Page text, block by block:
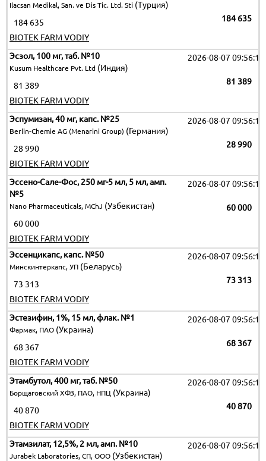
Ilacsan Medikal, San. ve Dis Tic. Ltd. Sti (Турция)
184 635
184 635
BIOTEK FARM VODIY
Эсзол, 100 мг, таб. №10
Kusum Healthcare Pvt. Ltd (Индия)
2026-08-07 09:56:12
81 389
81 389
BIOTEK FARM VODIY
Эспумизан, 40 мг, капс. №25
Berlin-Chemie AG (Menarini Group) (Германия)
2026-08-07 09:56:12
28 990
28 990
BIOTEK FARM VODIY
Эссено-Сале-Фос, 250 мг-5 мл, 5 мл, амп.
№5
Nano Pharmaceuticals, MChJ (Узбекистан)
2026-08-07 09:56:12
60 000
60 000
BIOTEK FARM VODIY
Эссенцикапс, капс. №50
Минскинтеркапс, УП (Беларусь)
2026-08-07 09:56:12
73 313
73 313
BIOTEK FARM VODIY
Эстезифин, 1%, 15 мл, флак. №1
Фармак, ПАО (Украина)
2026-08-07 09:56:12
68 367
68 367
BIOTEK FARM VODIY
Этамбутол, 400 мг, таб. №50
Борщаговский ХФЗ, ПАО, НПЦ (Украина)
2026-08-07 09:56:12
40 870
40 870
BIOTEK FARM VODIY
Этамзилат, 12,5%, 2 мл, амп. №10
Jurabek Laboratories, СП, ООО (Узбекистан)
2026-08-07 09:56:12